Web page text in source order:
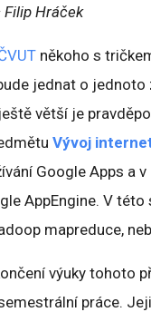
Hráček
někoho s
jednat o
větší je
Vývoj
Google Apps a
AppEngine. V
mapreduce,
výuky tohoto
práce.